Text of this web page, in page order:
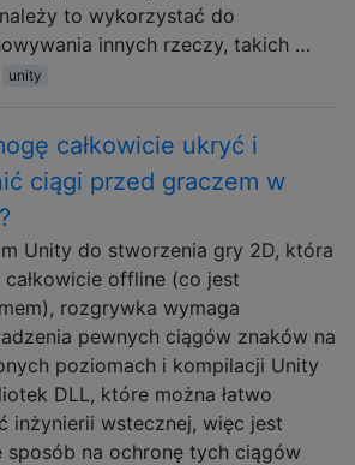
to wykorzystać do
innych rzeczy, takich …
unity
całkowicie ukryć i
ciągi przed graczem w
Unity do stworzenia gry 2D, która
całkowicie offline (co jest
rozgrywka wymaga
pewnych ciągów znaków na
poziomach i kompilacji Unity
DLL, które można łatwo
inżynierii wstecznej, więc jest
sposób na ochronę tych ciągów